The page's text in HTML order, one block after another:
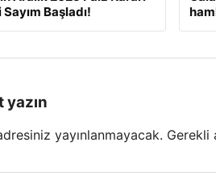
Başladı!
yazın
yayınlanmayacak. Gerekli